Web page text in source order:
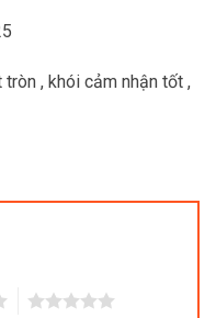
, khói cảm nhận tốt ,